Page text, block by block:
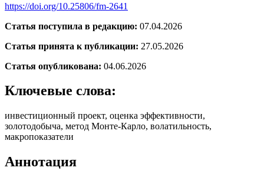
https://doi.org/10.25806/fm-2641
Статья поступила в редакцию: 07.04.2026
Статья принята к публикации: 27.05.2026
Статья опубликована: 04.06.2026
Ключевые слова:
инвестиционный проект, оценка эффективности,
золотодобыча, метод Монте-Карло, волатильность,
макропоказатели
Аннотация